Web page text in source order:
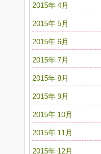
2015年 4月
2015年 5月
2015年 6月
2015年 7月
2015年 8月
2015年 9月
2015年 10月
2015年 11月
2015年 12月